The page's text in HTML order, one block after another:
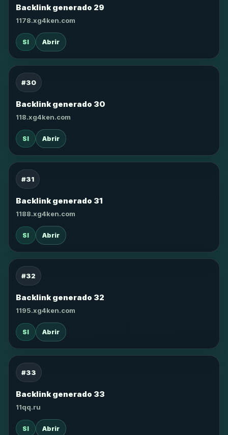
Backlink generado 29
1178.xg4ken.com
SI Abrir
#30
Backlink generado 30
118.xg4ken.com
SI Abrir
#31
Backlink generado 31
1188.xg4ken.com
SI Abrir
#32
Backlink generado 32
1195.xg4ken.com
SI Abrir
#33
Backlink generado 33
11qq.ru
SI Abrir